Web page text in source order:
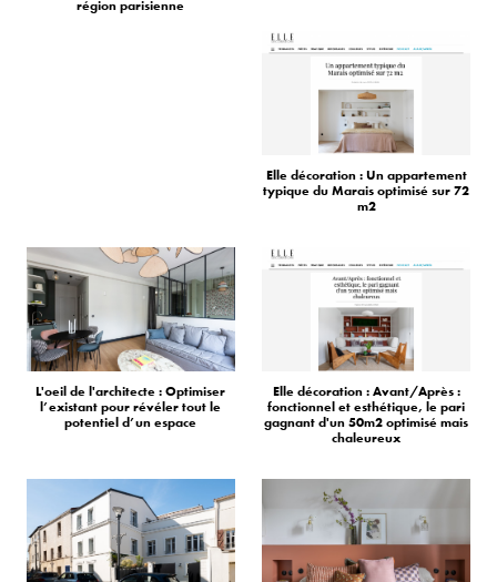
région parisienne
Elle décoration : Un appartement
typique du Marais optimisé sur 72
m2
L'oeil de l'architecte : Optimiser
l’existant pour révéler tout le
potentiel d’un espace
Elle décoration : Avant/Après :
fonctionnel et esthétique, le pari
gagnant d'un 50m2 optimisé mais
chaleureux